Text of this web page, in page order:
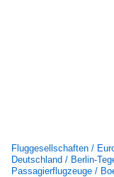
Fluggesellschaften /
Deutschland / Berlin-
Passagierflugzeuge /